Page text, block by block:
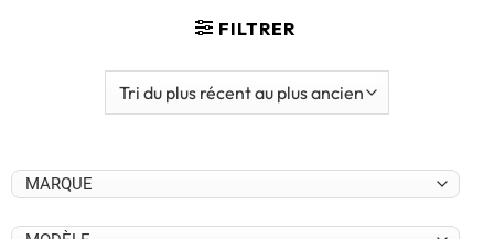
FILTRER